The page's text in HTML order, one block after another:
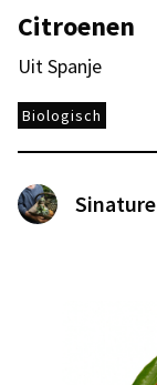
Citroenen
Uit Spanje
Biologisch
Sinature